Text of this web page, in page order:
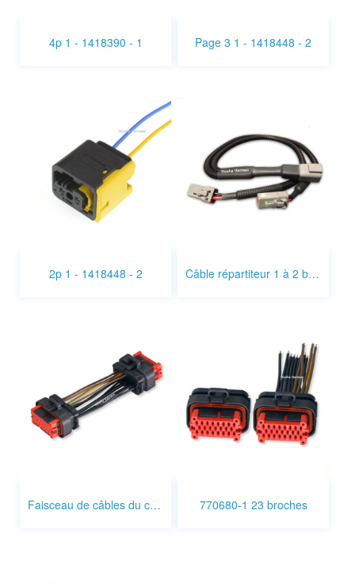
4p 1 - 1418390 - 1 Page 3 1 - 1418448 - 2
2p 1 - 1418448 - 2 Câble répartiteur 1 à 2 broches DTP
Faisceau de câbles du connecteur de prise AMPSEAL 770680-1 23 broches